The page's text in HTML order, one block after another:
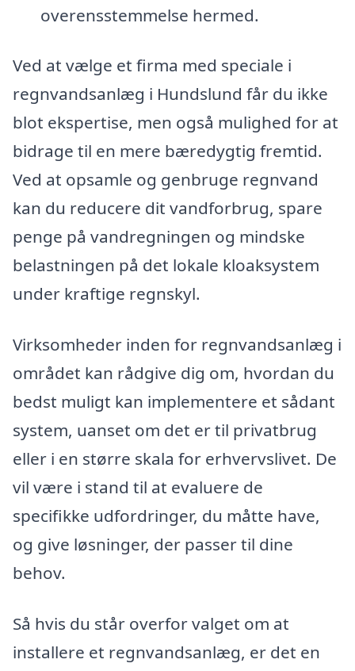
overensstemmelse hermed.
Ved at vælge et firma med speciale i
regnvandsanlæg i Hundslund får du ikke
blot ekspertise, men også mulighed for at
bidrage til en mere bæredygtig fremtid.
Ved at opsamle og genbruge regnvand
kan du reducere dit vandforbrug, spare
penge på vandregningen og mindske
belastningen på det lokale kloaksystem
under kraftige regnskyl.
Virksomheder inden for regnvandsanlæg i
området kan rådgive dig om, hvordan du
bedst muligt kan implementere et sådant
system, uanset om det er til privatbrug
eller i en større skala for erhvervslivet. De
vil være i stand til at evaluere de
specifikke udfordringer, du måtte have,
og give løsninger, der passer til dine
behov.
Så hvis du står overfor valget om at
installere et regnvandsanlæg, er det en